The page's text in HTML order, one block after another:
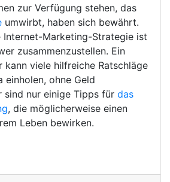
zur Verfügung stehen, das
umwirbt, haben sich bewährt.
Internet-Marketing-Strategie ist
zusammenzustellen. Ein
kann viele hilfreiche Ratschläge
einholen, ohne Geld
sind nur einige Tipps für das
, die möglicherweise einen
Leben bewirken.